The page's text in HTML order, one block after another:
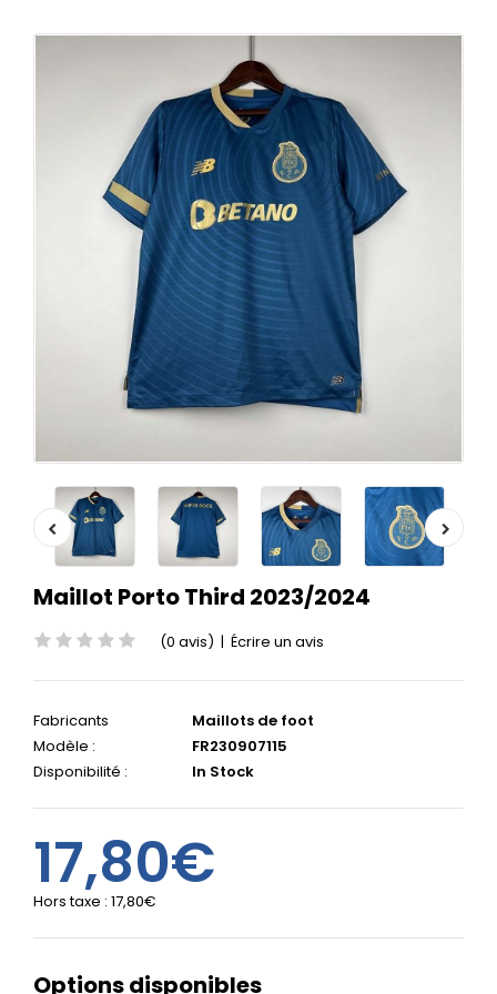
Maillot Porto Third 2023/2024
(0 avis) | Écrire un avis
Fabricants
Maillots de foot
Modèle :
FR230907115
Disponibilité :
In Stock
17,80€
Hors taxe : 17,80€
Options disponibles